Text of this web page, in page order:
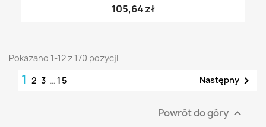
105,64 zł
Pokazano 1-12 z 170 pozycji
1 2 3 … 15 Następny 
Powrót do góry 